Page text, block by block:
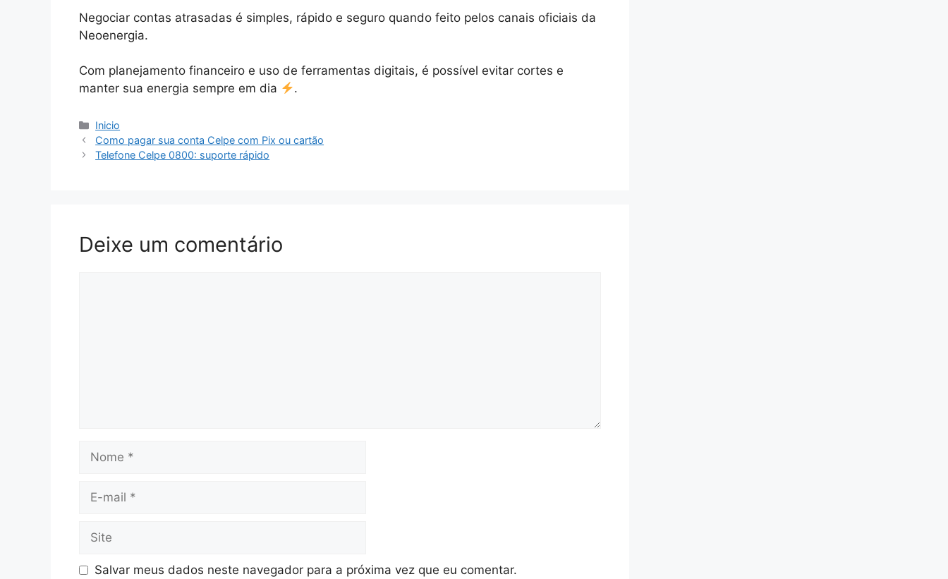
Negociar contas atrasadas é simples, rápido e seguro quando feito pelos canais oficiais da
Neoenergia.
Com planejamento financeiro e uso de ferramentas digitais, é possível evitar cortes e
manter sua energia sempre em dia
.
Categorias
Inicio
Como pagar sua conta Celpe com Pix ou cartão
Telefone Celpe 0800: suporte rápido
Deixe um comentário
Nome
Site
Salvar meus dados neste navegador para a próxima vez que eu comentar.